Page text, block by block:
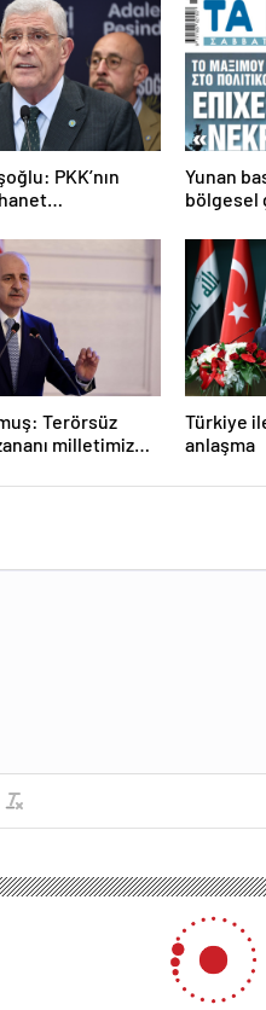
PKK’nın
Yunan
bölgesel
Terörsüz
milletimiz
Türkiye
anlaşma
hayvanlara yönelik kanun